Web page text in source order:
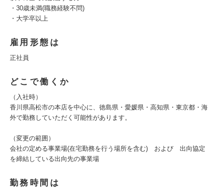
・30歳未満(職務経験不問)
・大学卒以上
雇用形態は
正社員
どこで働くか
（入社時）
香川県高松市の本店を中心に、徳島県・愛媛県・高知県・東京都・海
外で勤務していただく可能性があります。
（変更の範囲）
会社の定める事業場(在宅勤務を行う場所を含む) および 出向協定
を締結している出向先の事業場
勤務時間は